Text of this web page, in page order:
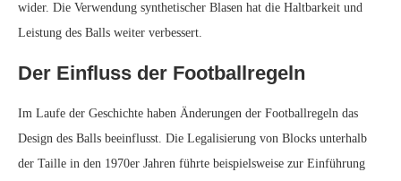
wider. Die Verwendung synthetischer Blasen hat die Haltbarkeit und
Leistung des Balls weiter verbessert.
Der Einfluss der Footballregeln
Im Laufe der Geschichte haben Änderungen der Footballregeln das
Design des Balls beeinflusst. Die Legalisierung von Blocks unterhalb
der Taille in den 1970er Jahren führte beispielsweise zur Einführung